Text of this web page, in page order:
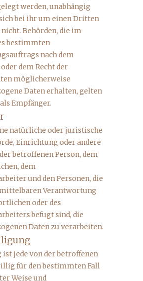
werden, unabhängig
sich bei ihr um einen Dritten
Behörden, die im
bestimmten
nach dem
dem Recht der
möglicherweise
Daten erhalten, gelten
Empfänger.
natürliche oder juristische
Einrichtung oder andere
betroffenen Person, dem
dem
und den Personen, die
Verantwortung
oder des
befugt sind, die
Daten zu verarbeiten.
jede von der betroffenen
für den bestimmten Fall
Weise und